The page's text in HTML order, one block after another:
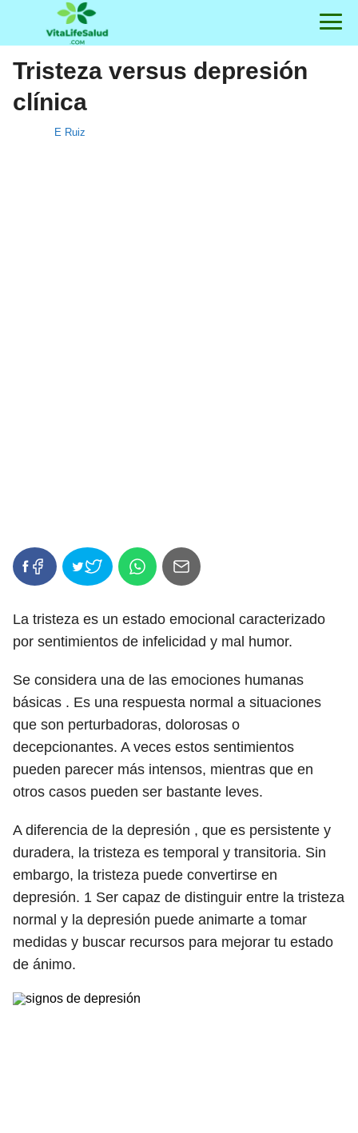
Tristeza versus depresión
clínica
E Ruiz
La tristeza es un estado emocional caracterizado
por sentimientos de infelicidad y mal humor.
Se considera una de las emociones humanas
básicas . Es una respuesta normal a situaciones
que son perturbadoras, dolorosas o
decepcionantes. A veces estos sentimientos
pueden parecer más intensos, mientras que en
otros casos pueden ser bastante leves.
A diferencia de la depresión , que es persistente y
duradera, la tristeza es temporal y transitoria. Sin
embargo, la tristeza puede convertirse en
depresión. 1 Ser capaz de distinguir entre la tristeza
normal y la depresión puede animarte a tomar
medidas y buscar recursos para mejorar tu estado
de ánimo.